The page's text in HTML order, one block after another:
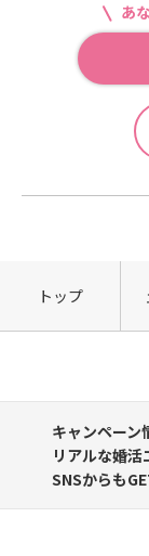
あ
トップ
キャンペーン
リアルな婚
SNSからも